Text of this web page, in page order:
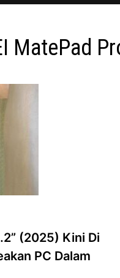
MatePad
(2025) Kini Di
PC Dalam